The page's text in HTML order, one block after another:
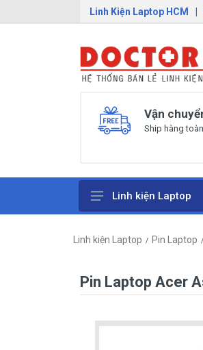
Linh Kiện Laptop HCM |
Vận
Ship hàng
Bàn Phím Laptop
Màn hình laptop
Linh kiện Laptop
Linh kiện Laptop Pin Laptop
Pin Laptop Acer